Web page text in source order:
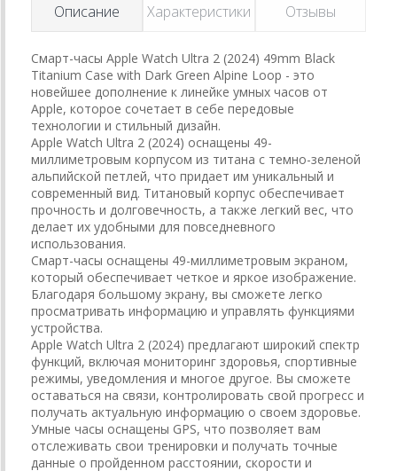
Описание Характеристики Отзывы
Смарт-часы Apple Watch Ultra 2 (2024) 49mm Black
Titanium Case with Dark Green Alpine Loop - это
новейшее дополнение к линейке умных часов от
Apple, которое сочетает в себе передовые
технологии и стильный дизайн.
Apple Watch Ultra 2 (2024) оснащены 49-
миллиметровым корпусом из титана с темно-зеленой
альпийской петлей, что придает им уникальный и
современный вид. Титановый корпус обеспечивает
прочность и долговечность, а также легкий вес, что
делает их удобными для повседневного
использования.
Смарт-часы оснащены 49-миллиметровым экраном,
который обеспечивает четкое и яркое изображение.
Благодаря большому экрану, вы сможете легко
просматривать информацию и управлять функциями
устройства.
Apple Watch Ultra 2 (2024) предлагают широкий спектр
функций, включая мониторинг здоровья, спортивные
режимы, уведомления и многое другое. Вы сможете
оставаться на связи, контролировать свой прогресс и
получать актуальную информацию о своем здоровье.
Умные часы оснащены GPS, что позволяет вам
отслеживать свои тренировки и получать точные
данные о пройденном расстоянии, скорости и